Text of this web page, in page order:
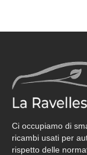
Ci occupiamo di
ricambi usati per
rispetto delle